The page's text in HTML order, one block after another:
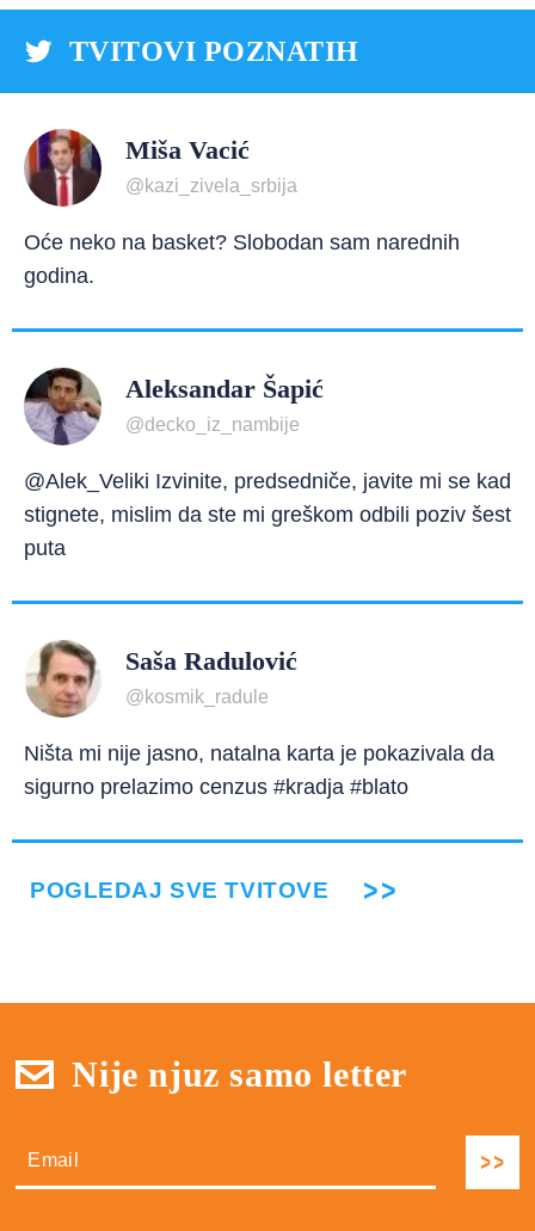
TVITOVI POZNATIH
Miša Vacić
@kazi_zivela_srbija
Oće neko na basket? Slobodan sam narednih
godina.
Aleksandar Šapić
@decko_iz_nambije
@Alek_Veliki Izvinite, predsedniče, javite mi se kad
stignete, mislim da ste mi greškom odbili poziv šest
puta
Saša Radulović
@kosmik_radule
Ništa mi nije jasno, natalna karta je pokazivala da
sigurno prelazimo cenzus #kradja #blato
POGLEDAJ SVE TVITOVE
Nije njuz samo letter